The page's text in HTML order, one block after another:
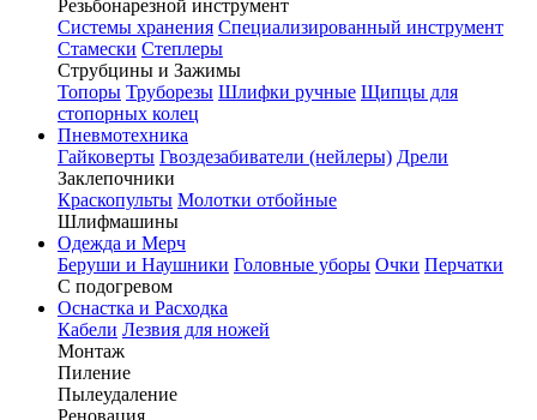
Резьбонарезной инструмент
Системы хранения Специализированный инструмент
Стамески Степлеры
Струбцины и Зажимы
Топоры Труборезы Шлифки ручные Щипцы для
стопорных колец
Пневмотехника
Гайковерты Гвоздезабиватели (нейлеры) Дрели
Заклепочники
Краскопульты Молотки отбойные
Шлифмашины
Одежда и Мерч
Беруши и Наушники Головные уборы Очки Перчатки
С подогревом
Оснастка и Расходка
Кабели Лезвия для ножей
Монтаж
Пиление
Пылеудаление
Реновация